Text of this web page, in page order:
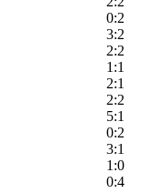
0:2
3:2
2:2
1:1
2:1
2:2
5:1
0:2
3:1
1:0
0:4